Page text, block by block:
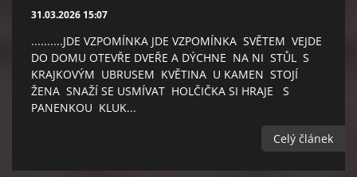
31.03.2026 15:07
..........JDE VZPOMÍNKA JDE VZPOMÍNKA SVĚTEM VEJDE
DO DOMU OTEVŘE DVEŘE A DÝCHNE NA NI STŮL S
KRAJKOVÝM UBRUSEM KVĚTINA U KAMEN STOJÍ
ŽENA SNAŽÍ SE USMÍVAT HOLČIČKA SI HRAJE S
PANENKOU KLUK...
Celý článek